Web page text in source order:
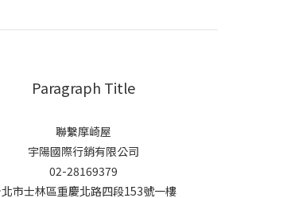
Paragraph Title
聯繫摩崎屋
宇陽國際行銷有限公司
02-28169379
市士林區重慶北路四段153號一樓